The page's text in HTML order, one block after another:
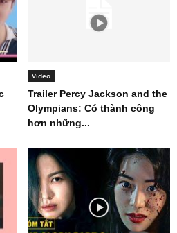
Video
Trailer Percy Jackson and the
Olympians: Có thành công
hơn những...